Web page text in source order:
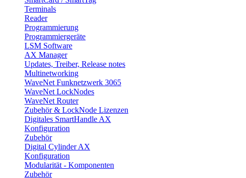
Terminals
Reader
Programmierung
Programmiergeräte
LSM Software
AX Manager
Updates, Treiber, Release notes
Multinetworking
WaveNet Funknetzwerk 3065
WaveNet LockNodes
WaveNet Router
Zubehör & LockNode Lizenzen
Digitales SmartHandle AX
Konfiguration
Zubehör
Digital Cylinder AX
Konfiguration
Modularität - Komponenten
Zubehör